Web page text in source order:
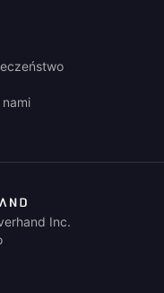
Inc.